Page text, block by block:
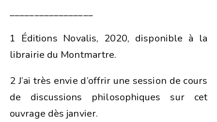
_________________
1 Éditions Novalis, 2020, disponible à la
librairie du Montmartre.
2 J’ai très envie d’offrir une session de cours
de discussions philosophiques sur cet
ouvrage dès janvier.